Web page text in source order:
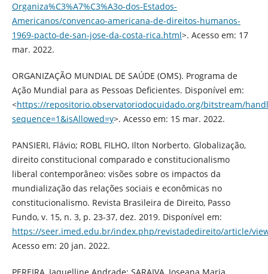
Organiza%C3%A7%C3%A3o-dos-Estados-
Americanos/convencao-americana-de-direitos-humanos-
1969-pacto-de-san-jose-da-costa-rica.html>. Acesso em: 17
mar. 2022.
ORGANIZAÇÃO MUNDIAL DE SAÚDE (OMS). Programa de
Ação Mundial para as Pessoas Deficientes. Disponível em:
<https://repositorio.observatoriodocuidado.org/bitstream/
sequence=1&isAllowed=y>. Acesso em: 15 mar. 2022.
PANSIERI, Flávio; ROBL FILHO, Ilton Norberto. Globalização,
direito constitucional comparado e constitucionalismo
liberal contemporâneo: visões sobre os impactos da
mundialização das relações sociais e econômicas no
constitucionalismo. Revista Brasileira de Direito, Passo
Fundo, v. 15, n. 3, p. 23-37, dez. 2019. Disponível em:
https://seer.imed.edu.br/index.php/revistadedireito/article/
Acesso em: 20 jan. 2022.